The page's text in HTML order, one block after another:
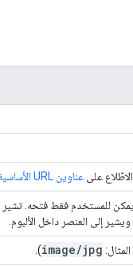
على عناوين URL الأساسية
إلى العنصر داخل الألبوم.
image/jpg
).